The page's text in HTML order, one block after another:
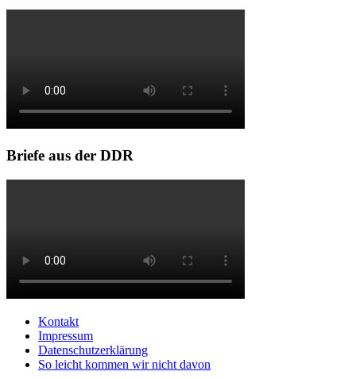
Briefe aus der DDR
Kontakt
Impressum
Datenschutzerklärung
So leicht kommen wir nicht davon